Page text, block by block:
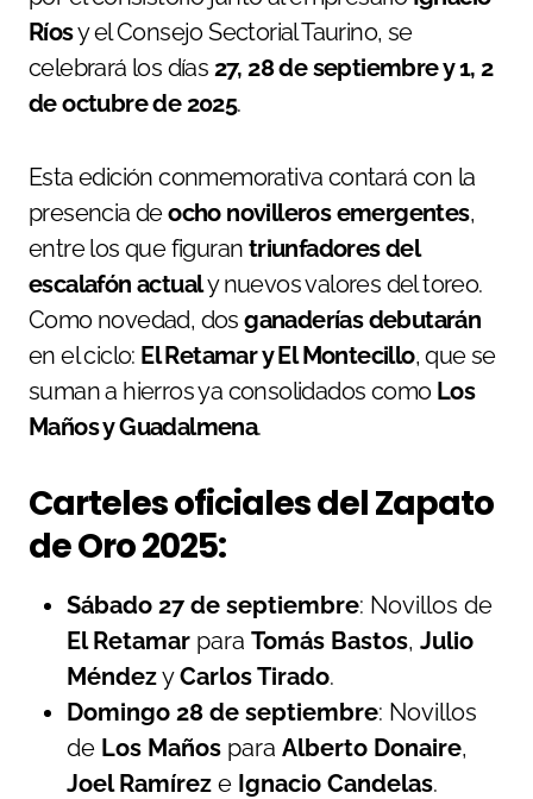
Ríosy el Consejo Sectorial Taurino, se
celebrará los días 27, 28 de septiembre y 1, 2
de octubre de 2025.
Esta edición conmemorativa contará con la
presencia deocho novilleros emergentes,
entre los que figuran triunfadores del
escalafón actualy nuevos valores del toreo.
Como novedad, dosganaderías debutarán
en el ciclo: El Retamar y El Montecillo, que se
suman a hierros ya consolidados como Los
Maños y Guadalmena.
Carteles oficiales del Zapato
de Oro 2025:
Sábado 27 de septiembre: Novillos de
El Retamar para Tomás Bastos, Julio
MéndezyCarlos Tirado.
Domingo 28 de septiembre: Novillos
de Los Maños para Alberto Donaire,
Joel Ramírez e Ignacio Candelas.